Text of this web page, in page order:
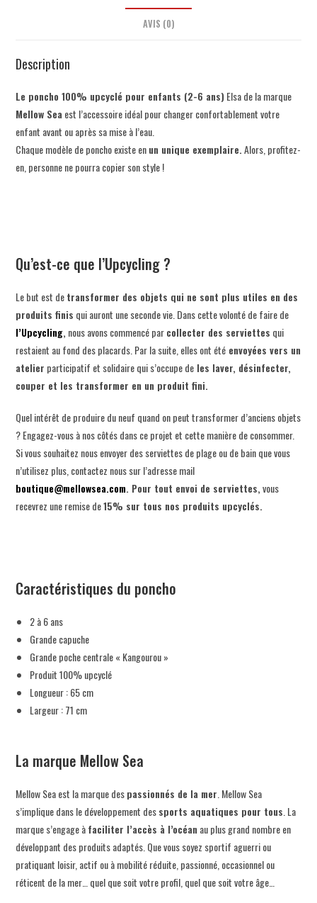
AVIS (0)
Description
Le poncho 100% upcyclé pour enfants (2-6 ans) Elsa de la marque
Mellow Sea est l’accessoire idéal pour changer confortablement votre
enfant avant ou après sa mise à l’eau.
Chaque modèle de poncho existe enun unique exemplaire.Alors, profitez-
en, personne ne pourra copier son style !
Qu’est-ce que l’Upcycling ?
Le but est detransformer des objets qui ne sont plus utiles en des
produits finis qui auront une seconde vie. Dans cette volonté de faire de
l’Upcycling, nous avons commencé parcollecter des serviettes qui
restaient au fond des placards. Par la suite, elles ont été envoyées vers un
atelier participatif et solidaire qui s’occupe de les laver, désinfecter,
couper et les transformer en un produit fini.
Quel intérêt de produire du neuf quand on peut transformer d’anciens objets
? Engagez-vous à nos côtés dans ce projet et cette manière de consommer.
Si vous souhaitez nous envoyer des serviettes de plage ou de bain que vous
n’utilisez plus, contactez nous sur l’adresse mail
boutique@mellowsea.com. Pour tout envoi de serviettes,vous
recevrez une remise de15% sur tous nos produits upcyclés.
Caractéristiques du poncho
2 à 6 ans
Grande capuche
Grande poche centrale « Kangourou »
Produit 100% upcyclé
Longueur : 65 cm
Largeur : 71 cm
La marque Mellow Sea
Mellow Sea est la marque despassionnés de la mer . Mellow Sea
s’implique dans le développement dessports aquatiques pour tous . La
marque s’engage àfaciliter l’accès à l’océan au plus grand nombre en
développant des produits adaptés. Que vous soyez sportif aguerri ou
pratiquant loisir, actif ou à mobilité réduite, passionné, occasionnel ou
réticent de la mer… quel que soit votre profil, quel que soit votre âge…